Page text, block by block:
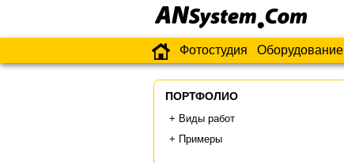
Фотостудия Оборудование
ПОРТФОЛИО
Виды работ
Примеры